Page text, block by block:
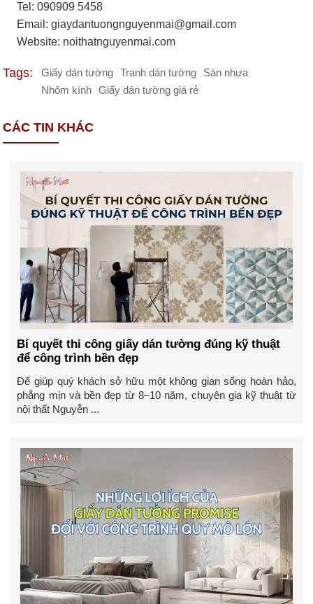
Tel: 090909 5458
Email:giaydantuongnguyenmai@gmail.com
Website: noithatnguyenmai.com
Tags: Giấy dán tường Tranh dán tường
Sàn nhựa
Nhôm kính
Giấy dán tường giá rẻ
CÁC TIN KHÁC
Bí quyết thi công giấy dán tường đúng kỹ thuật
để công trình bền đẹp
Để giúp quý khách sở hữu một không gian sống hoàn hảo,
phẳng mịn và bền đẹp từ 8–10 năm, chuyên gia kỹ thuật từ
nội thất Nguyễn ...